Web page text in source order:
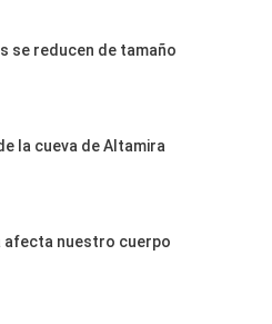
se reducen de tamaño
la cueva de Altamira
afecta nuestro cuerpo